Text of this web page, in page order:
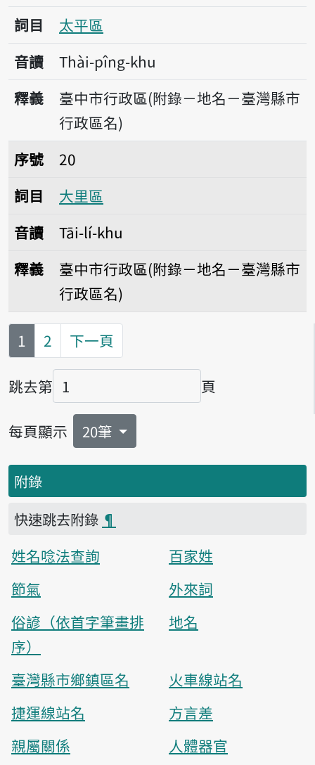
詞目
太平區
音讀
Thài-pîng-khu
釋義
臺中市行政區(附錄－地名－臺灣縣市
行政區名)
序號20大里區
序號
20
詞目
大里區
音讀
Tāi-lí-khu
釋義
臺中市行政區(附錄－地名－臺灣縣市
行政區名)
第
1 2 下一頁
跳去第
頁碼
頁
每頁顯示 20筆
附錄
快速跳去附錄 ¶
姓名唸法查詢
百家姓
節氣
外來詞
俗諺（依首字筆畫排
序）
地名
臺灣縣市鄉鎮區名
火車線站名
捷運線站名
方言差
親屬關係
人體器官